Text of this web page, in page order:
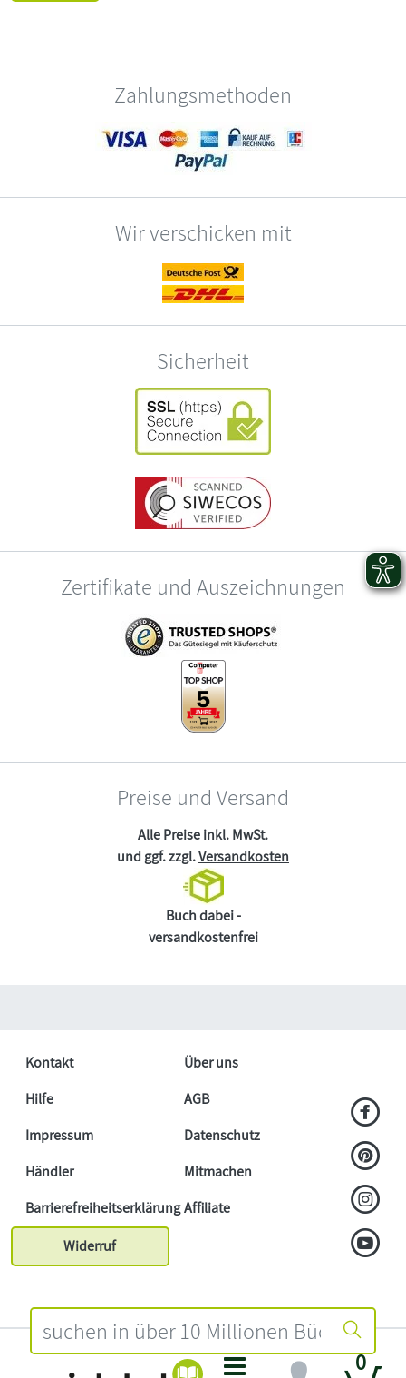
0
Zahlungsmethoden
Wir verschicken mit
Sicherheit
Zertifikate und Auszeichnungen
Preise und Versand
Alle Preise inkl. MwSt.
und ggf. zzgl.Versandkosten
Buch dabei -
versandkostenfrei
Kontakt
Über uns
Hilfe
AGB
Impressum
Datenschutz
Händler
Mitmachen
BarrierefreiheitserklärungAffiliate
Widerruf